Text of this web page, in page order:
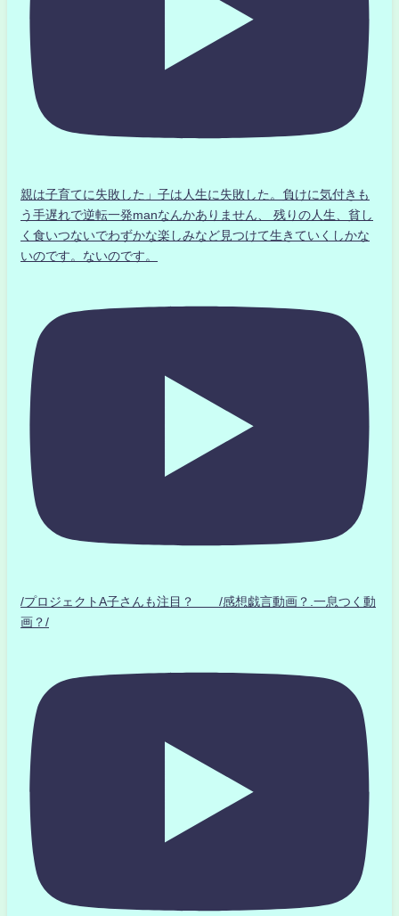
親は子育てに失敗した」子は人生に失敗した。負けに気付きも
う手遅れで逆転一発manなんかありません、 残りの人生、貧し
く食いつないでわずかな楽しみなど見つけて生きていくしかな
いのです。ないのです。
/プロジェクトA子さんも注目？ /感想戯言動画？.一息つく動
画？/